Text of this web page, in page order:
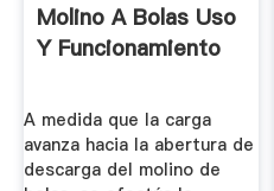
Molino A Bolas Uso
Y Funcionamiento
A medida que la carga
avanza hacia la abertura de
descarga del molino de